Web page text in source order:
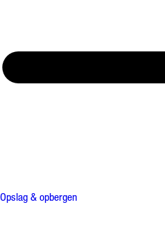
Opslag & opbergen